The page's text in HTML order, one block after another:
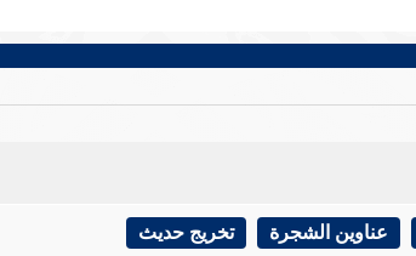
عناوين الشجرة تخريج حديث